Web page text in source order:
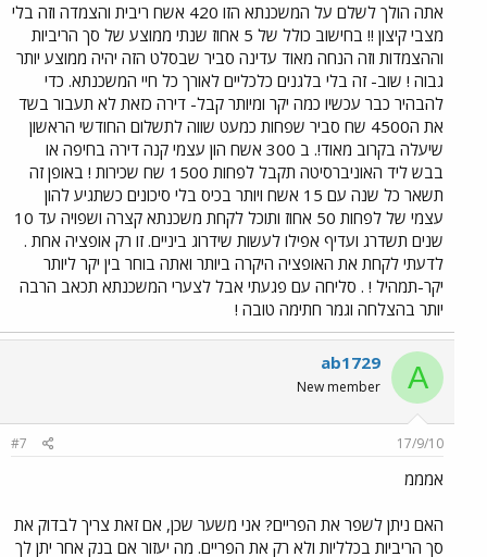
אתה הולך לשלם על המשכנתא הזו 420 אשח ריבית והצמדה וזה בלי
מצבי קיצון !! בחישוב כולל של 5 אחוז שנתי ממוצע של סך הריביות
וההצמדות וזה הנחה מאוד עדינה סביר שבסלט הזה יהיה ממוצע יותר
גבוה ! שוב- זה בלי בלגנים כלכליים לאורך כל חיי המשכנתא. כדי
להבהיר כבר עכשיו כמה יקר ומיותר קבל- דירה כזאת לא תעבור בשד
את ה4500 שח סביר שפחות כמעט שווה לתשלום החודשי הראשון
שיעלה בקרוב מאוד!. ב 300 אשח הון עצמי קנה דירה בחיפה או
בבש ליד האוניברסיטה תקבל לפחות 1500 שח שכירות ! באופן זה
תשאר כל שנה עם 15 אשח ויותר בכיס בלי סיכונים כשתגיע להון
עצמי של לפחות 50 אחוז ותוכל לקחת משכנתא קצרה ושפויה עד 10
שנים תשדרג ועדיף אפילו לעשות שידרוג ביניים. זו רק אופציה אחת .
לדעתי לקחת את האופציה היקרה ביותר ואתה בוחר בין יקר ליותר
יקר-תמהיל ! . סליחה עם פגעתי אבל לצערי המשכנתא תכאב הרבה
יותר בהצלחה וגמר חתימה טובה !
A
ab1729
New member
17/9/10
#7
אמממ
האם ניתן לשפר את הפריים? אני משער שכן, אם זאת צריך לבדוק את
סך הריביות בכלליות ולא רק את הפריים. מה יעזור אם בנק אחר יתן לך